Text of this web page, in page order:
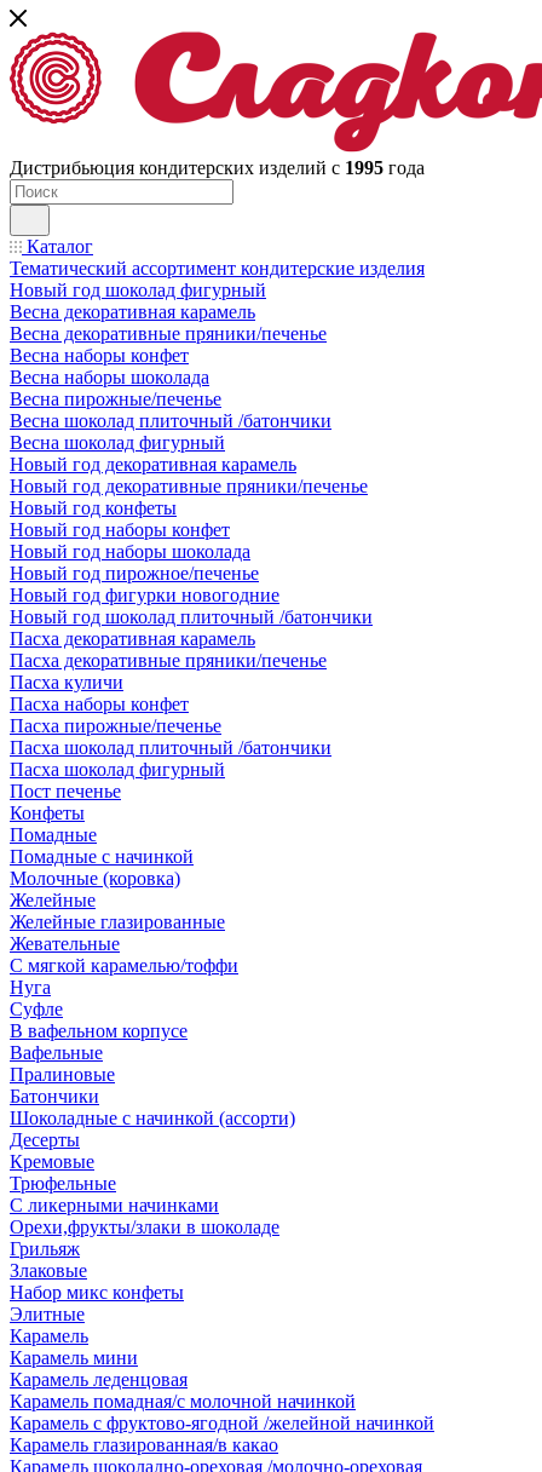
Дистрибьюция кондитерских изделий с 1995 года
Каталог
Тематический ассортимент кондитерские изделия
Новый год шоколад фигурный
Весна декоративная карамель
Весна декоративные пряники/печенье
Весна наборы конфет
Весна наборы шоколада
Весна пирожные/печенье
Весна шоколад плиточный /батончики
Весна шоколад фигурный
Новый год декоративная карамель
Новый год декоративные пряники/печенье
Новый год конфеты
Новый год наборы конфет
Новый год наборы шоколада
Новый год пирожное/печенье
Новый год фигурки новогодние
Новый год шоколад плиточный /батончики
Пасха декоративная карамель
Пасха декоративные пряники/печенье
Пасха куличи
Пасха наборы конфет
Пасха пирожные/печенье
Пасха шоколад плиточный /батончики
Пасха шоколад фигурный
Пост печенье
Конфеты
Помадные
Помадные с начинкой
Молочные (коровка)
Желейные
Желейные глазированные
Жевательные
С мягкой карамелью/тоффи
Нуга
Суфле
В вафельном корпусе
Вафельные
Пралиновые
Батончики
Шоколадные с начинкой (ассорти)
Десерты
Кремовые
Трюфельные
С ликерными начинками
Орехи,фрукты/злаки в шоколаде
Грильяж
Злаковые
Набор микс конфеты
Элитные
Карамель
Карамель мини
Карамель леденцовая
Карамель помадная/с молочной начинкой
Карамель с фруктово-ягодной /желейной начинкой
Карамель глазированная/в какао
Карамель шоколадно-ореховая /молочно-ореховая